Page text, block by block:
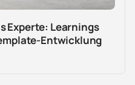
Experte: Learnings
Entwicklung